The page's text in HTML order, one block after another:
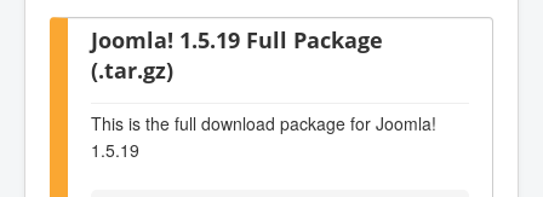
Joomla! 1.5.19 Full Package
(.tar.gz)
This is the full download package for Joomla!
1.5.19